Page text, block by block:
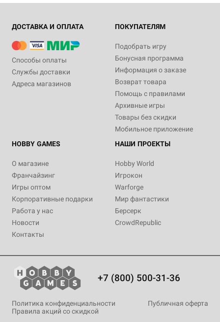
ДОСТАВКА И ОПЛАТА
Способы оплаты
Службы доставки
Адреса магазинов
ПОКУПАТЕЛЯМ
Подобрать игру
Бонусная программа
Информация о заказе
Возврат товара
Помощь с правилами
Архивные игры
Товары без скидки
Мобильное приложение
HOBBY GAMES
О магазине
Франчайзинг
Игры оптом
Корпоративные подарки
Работа у нас
Новости
Контакты
НАШИ ПРОЕКТЫ
Hobby World
Игрокон
Warforge
Мир фантастики
Берсерк
CrowdRepublic
+7 (800) 500-31-36
Политика конфиденциальности
Публичная оферта
Правила акций со скидкой